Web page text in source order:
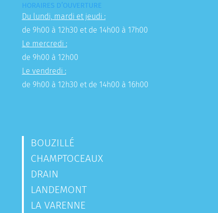
HORAIRES D’OUVERTURE
Du lundi, mardi et jeudi :
de 9h00 à 12h30 et de 14h00 à 17h00
Le mercredi :
de 9h00 à 12h00
Le vendredi :
de 9h00 à 12h30 et de 14h00 à 16h00
BOUZILLÉ
CHAMPTOCEAUX
DRAIN
LANDEMONT
LA VARENNE